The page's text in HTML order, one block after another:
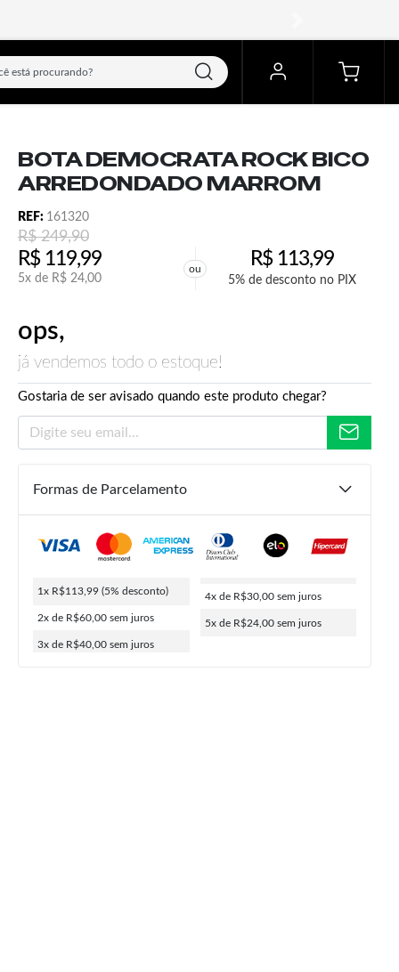
BOTA DEMOCRATA ROCK BICO
ARREDONDADO MARROM
REF: 161320
R$249,90
R$119,99
5x de R$ 24,00
ou R$113,99
5% de desconto no PIX
ops,
já vendemos todo o estoque!
Gostaria de ser avisado quando este produto chegar?
R$119,99 R$ 113,99
Formas de Parcelamento
1x R$113,99 (5% desconto)
2x de R$60,00 sem juros
3x de R$40,00 sem juros
4x de R$30,00 sem juros
5x de R$24,00 sem juros